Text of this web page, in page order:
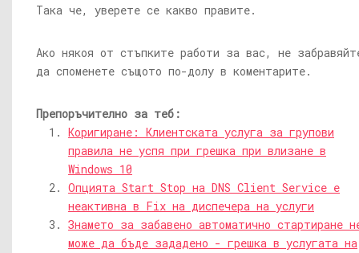
Така че, уверете се какво правите.
Ако някоя от стъпките работи за вас, не
да споменете същото по-долу в коментарите.
Препоръчително за теб:
Коригиране: Клиентската услуга за групови
правила не успя при грешка при влизане в
Windows 10
Опцията Start Stop на DNS Client Service е
неактивна в Fix на диспечера на услуги
Знамето за забавено автоматично стартиране
може да бъде зададено - грешка в услугата на